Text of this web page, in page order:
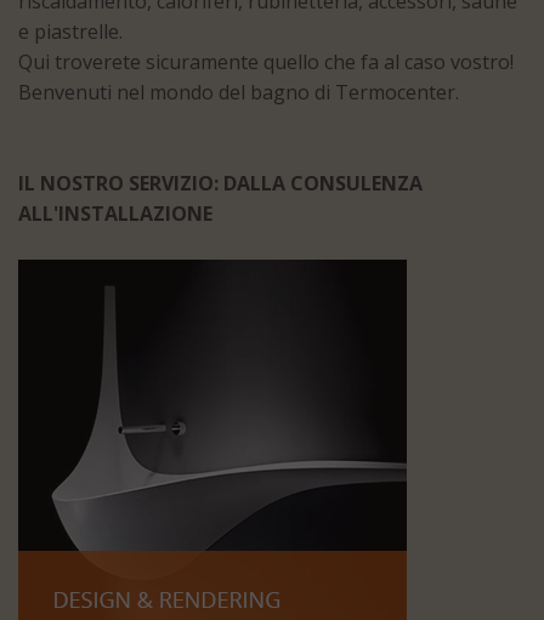
e piastrelle.
Qui troverete sicuramente quello che fa al caso vostro!
Benvenuti nel mondo del bagno di Termocenter.
IL NOSTRO SERVIZIO: DALLA CONSULENZA
ALL'INSTALLAZIONE